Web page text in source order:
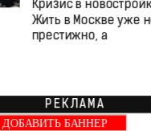
Кризис в
Жить в Москве уже
престижно, а
РЕКЛАМА
ДОБАВИТЬ БАННЕР